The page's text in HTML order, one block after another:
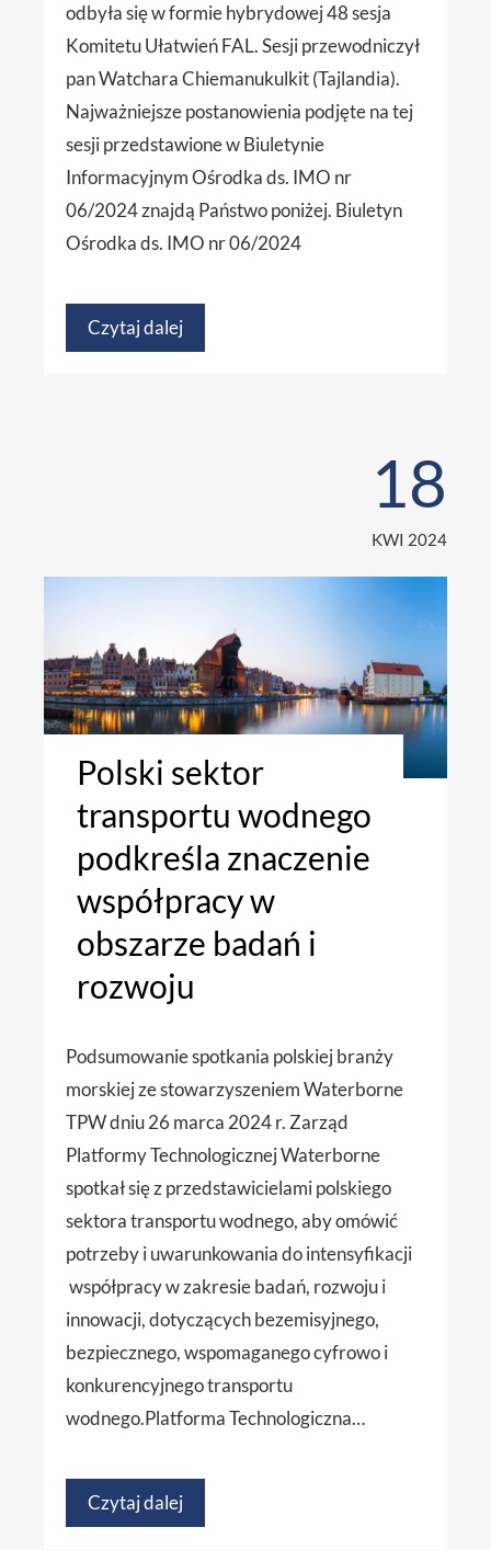
odbyła się w formie hybrydowej 48 sesja
Komitetu Ułatwień FAL. Sesji przewodniczył
pan Watchara Chiemanukulkit (Tajlandia).
Najważniejsze postanowienia podjęte na tej
sesji przedstawione w Biuletynie
Informacyjnym Ośrodka ds. IMO nr
06/2024 znajdą Państwo poniżej. Biuletyn
Ośrodka ds. IMO nr 06/2024
Czytaj dalej
18
KWI 2024
Polski sektor
transportu wodnego
podkreśla znaczenie
współpracy w
obszarze badań i
rozwoju
Podsumowanie spotkania polskiej branży
morskiej ze stowarzyszeniem Waterborne
TPW dniu 26 marca 2024 r. Zarząd
Platformy Technologicznej Waterborne
spotkał się z przedstawicielami polskiego
sektora transportu wodnego, aby omówić
potrzeby i uwarunkowania do intensyfikacji
współpracy w zakresie badań, rozwoju i
innowacji, dotyczących bezemisyjnego,
bezpiecznego, wspomaganego cyfrowo i
konkurencyjnego transportu
wodnego.Platforma Technologiczna…
Czytaj dalej